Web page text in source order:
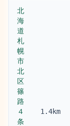
北
海
道
札
幌
市
北
区
篠
路
４
条
1.4km